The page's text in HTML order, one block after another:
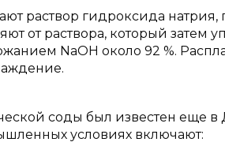
раствор гидроксида натрия,
от раствора, который затем
NaOH около 92 %.
соды был известен еще
условиях включают: